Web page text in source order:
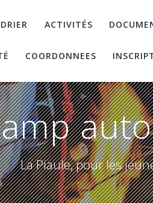
ACTIVITÉS
COORDONNEES
La Piaule, pour les